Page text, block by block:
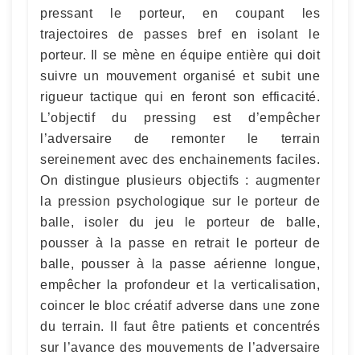
pressant le porteur, en coupant les
trajectoires de passes bref en isolant le
porteur. Il se mène en équipe entière qui doit
suivre un mouvement organisé et subit une
rigueur tactique qui en feront son efficacité.
L’objectif du pressing est d’empêcher
l’adversaire de remonter le terrain
sereinement avec des enchainements faciles.
On distingue plusieurs objectifs : augmenter
la pression psychologique sur le porteur de
balle, isoler du jeu le porteur de balle,
pousser à la passe en retrait le porteur de
balle, pousser à la passe aérienne longue,
empêcher la profondeur et la verticalisation,
coincer le bloc créatif adverse dans une zone
du terrain. Il faut être patients et concentrés
sur l’avance des mouvements de l’adversaire